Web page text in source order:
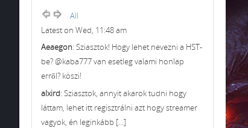
All
Latest on Wed, 11:48 am
Aeaegon: Sziasztok! Hogy lehet nevezni a HST-
be? @kaba777 van esetleg valami honlap
erről? köszi!
alxird: Sziasztok, annyit akarok tudni hogy
láttam, lehet itt regisztrálni azt hogy streamer
vagyok, én leginkább [...]